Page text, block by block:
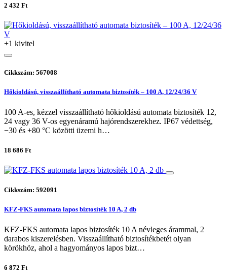
2 432 Ft
+1 kivitel
Cikkszám: 567008
Hőkioldású, visszaállítható automata biztosíték – 100 A, 12/24/36 V
100 A-es, kézzel visszaállítható hőkioldású automata biztosíték 12,
24 vagy 36 V-os egyenáramú hajórendszerekhez. IP67 védettség,
−30 és +80 °C közötti üzemi h…
18 686 Ft
Cikkszám: 592091
KFZ-FKS automata lapos biztosíték 10 A, 2 db
KFZ-FKS automata lapos biztosíték 10 A névleges árammal, 2
darabos kiszerelésben. Visszaállítható biztosítékbetét olyan
körökhöz, ahol a hagyományos lapos bizt…
6 872 Ft